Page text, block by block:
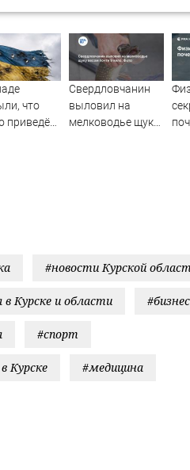
что
приведёт
Свердловчанин
выловил на
мелководье щуку
#новости Курской
Курске и области #бизнес
#спорт
Курске #медицина